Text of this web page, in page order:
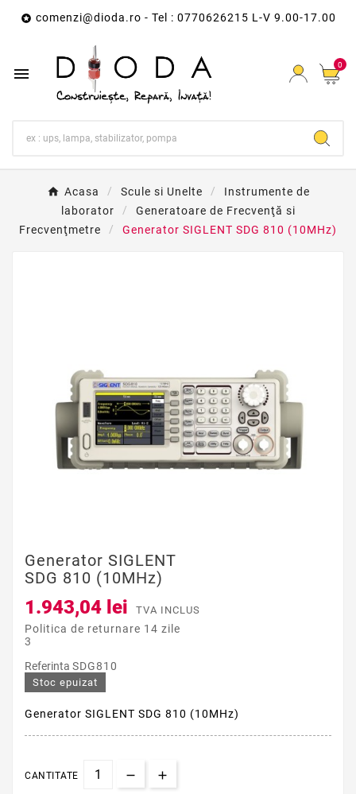
 comenzi@dioda.ro - Tel : 0770626215 L-V 9.00-17.00
 0
Acasa Scule si Unelte
Instrumente de
laborator
Generatoare de Frecvenţă si
Frecvenţmetre
Generator SIGLENT SDG 810 (10MHz)
Generator SIGLENT
SDG 810 (10MHz)
1.943,04 lei TVA INCLUS
Politica de returnare 14 zile
3
Referinta SDG810
Stoc epuizat
Generator SIGLENT SDG 810 (10MHz)
CANTITATE